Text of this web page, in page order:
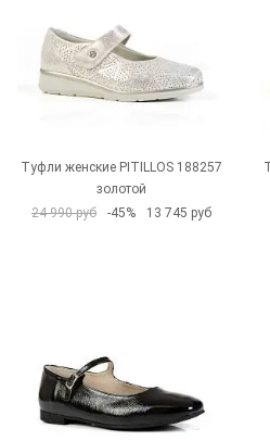
Туфли женские PITILLOS 188257
золотой
24 990 руб
-45% 13 745 руб